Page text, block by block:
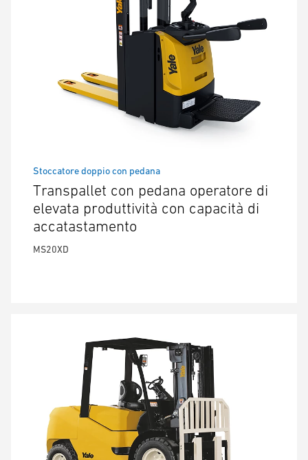
Stoccatore doppio con pedana
Transpallet con pedana operatore di
elevata produttività con capacità di
accatastamento
MS20XD